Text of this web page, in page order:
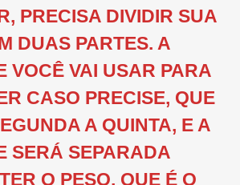
PRECISA DIVIDIR SUA
DUAS PARTES. A
VOCÊ VAI USAR PARA
CASO PRECISE, QUE
A QUINTA, E A
SERÁ SEPARADA
O PESO, QUE É O